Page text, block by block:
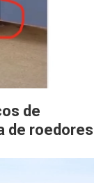
de
de roedores